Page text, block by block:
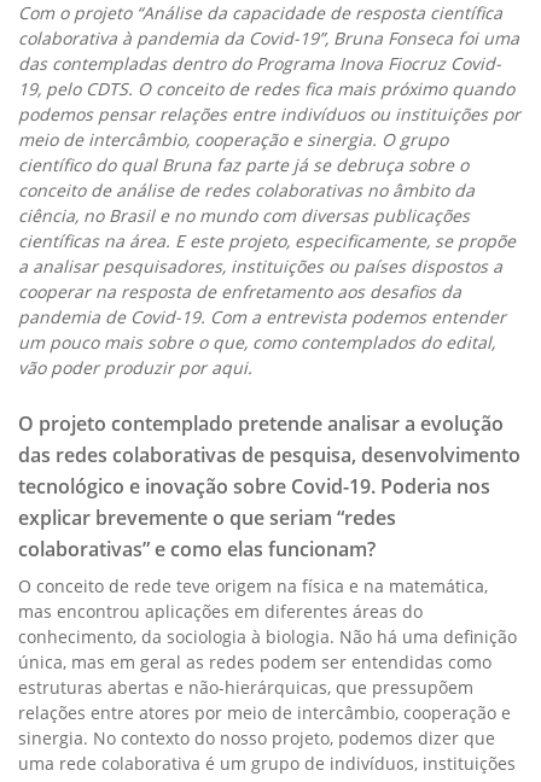
Com o projeto “Análise da capacidade de resposta científica
colaborativa à pandemia da Covid-19”, Bruna Fonseca foi uma
das contempladas dentro do Programa Inova Fiocruz Covid-
19, pelo CDTS. O conceito de redes fica mais próximo quando
podemos pensar relações entre indivíduos ou instituições por
meio de intercâmbio, cooperação e sinergia. O grupo
científico do qual Bruna faz parte já se debruça sobre o
conceito de análise de redes colaborativas no âmbito da
ciência, no Brasil e no mundo com diversas publicações
científicas na área. E este projeto, especificamente, se propõe
a analisar pesquisadores, instituições ou países dispostos a
cooperar na resposta de enfretamento aos desafios da
pandemia de Covid-19. Com a entrevista podemos entender
um pouco mais sobre o que, como contemplados do edital,
vão poder produzir por aqui.
O projeto contemplado pretende analisar a evolução
das redes colaborativas de pesquisa, desenvolvimento
tecnológico e inovação sobre Covid-19. Poderia nos
explicar brevemente o que seriam “redes
colaborativas” e como elas funcionam?
O conceito de rede teve origem na física e na matemática,
mas encontrou aplicações em diferentes áreas do
conhecimento, da sociologia à biologia. Não há uma definição
única, mas em geral as redes podem ser entendidas como
estruturas abertas e não-hierárquicas, que pressupõem
relações entre atores por meio de intercâmbio, cooperação e
sinergia. No contexto do nosso projeto, podemos dizer que
uma rede colaborativa é um grupo de indivíduos, instituições